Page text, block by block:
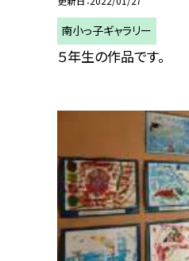
南小っ子ギャラリー
５年生の作品です。